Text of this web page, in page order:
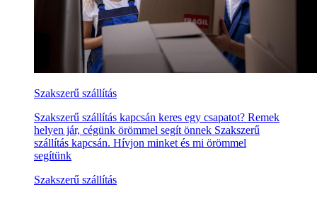
Szakszerű szállítás
Szakszerű szállítás kapcsán keres egy csapatot? Remek
helyen jár, cégünk örömmel segít önnek Szakszerű
szállítás kapcsán. Hívjon minket és mi örömmel
segítünk
Szakszerű szállítás